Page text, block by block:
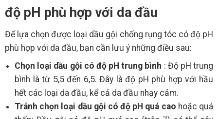
độ pH phù hợp với da đầu
Để lựa chọn được loại dầu gội chống rụng tóc có độ pH
phù hợp với da đầu, bạn cần lưu ý những điều sau:
Chọn loại dầu gội có độ pH trung bình : Độ pH trung
bình là từ 5,5 đến 6,5. Đây là độ pH phù hợp với hầu
hết các loại da đầu, kể cả da đầu nhạy cảm.
Tránh chọn loại dầu gội có độ pH quá cao hoặc quá